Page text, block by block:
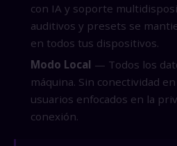
con IA y soporte
auditivos y presets se
en todos tus dispositivos.
Modo Local — Todos los
máquina. Sin conectividad
usuarios enfocados en la
conexión.